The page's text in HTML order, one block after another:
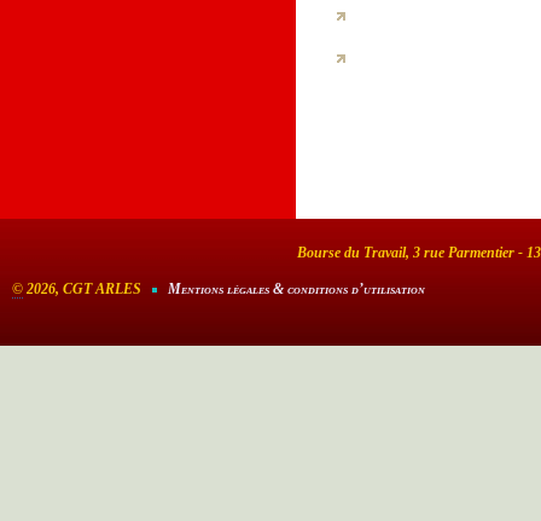
Bourse du Travail, 3 rue Parmentier -
© 2026, CGT ARLES Mentions légales & conditions d’utilisation